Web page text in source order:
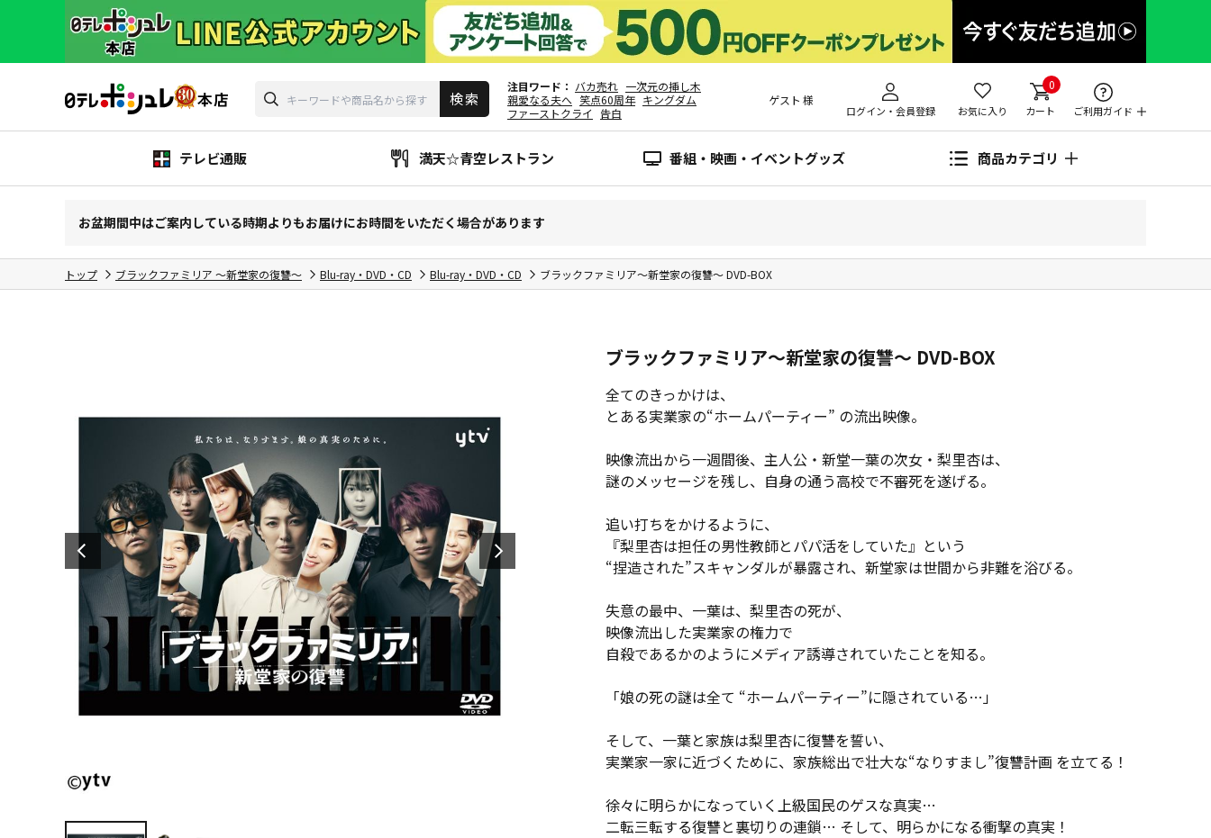
注目ワード バカ売れ 一次元の挿し木
親愛なる夫へ 笑点60周年 キングダム
ファーストクライ
告白
ゲスト 様
ログイン・会員登録 お気に入り
0
カート ご利用ガイド
テレビ通販 満天☆青空レストラン 番組・映画・イベントグッズ 商品カテゴリ
お盆期間中はご案内している時期よりもお届けにお時間をいただく場合があります
トップ ブラックファミリア ～新堂家の復讐～ Blu-ray・DVD・CD Blu-ray・DVD・CD ブラックファミリア～新堂家の復讐～ DVD-BOX
ブラックファミリア～新堂家の復讐～ DVD-BOX
全てのきっかけは、
とある実業家の“ホームパーティー” の流出映像。
映像流出から一週間後、主人公・新堂一葉の次女・梨里杏は、
謎のメッセージを残し、自身の通う高校で不審死を遂げる。
追い打ちをかけるように、
『梨里杏は担任の男性教師とパパ活をしていた』という
“捏造された”スキャンダルが暴露され、新堂家は世間から非難を浴びる。
失意の最中、一葉は、梨里杏の死が、
映像流出した実業家の権力で
自殺であるかのようにメディア誘導されていたことを知る。
「娘の死の謎は全て “ホームパーティー”に隠されている…」
そして、一葉と家族は梨里杏に復讐を誓い、
実業家一家に近づくために、家族総出で壮大な“なりすまし”復讐計画 を立てる！
徐々に明らかになっていく上級国民のゲスな真実…
二転三転する復讐と裏切りの連鎖… そして、明らかになる衝撃の真実！